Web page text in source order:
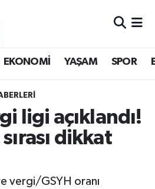
EKONOMİ YAŞAM SPOR
ligi açıklandı!
dikkat
vergi/GSYH oranı
Edenler